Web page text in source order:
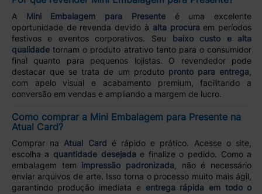
A Mini Embalagem para Presenteé uma excelente
oportunidade de revenda devido à alta procuraem períodos
festivos e eventos corporativos. Seu baixo custo e alta
qualidadetornam o produto atrativo tanto para o consumidor
final quanto para pequenos lojistas. O revendedor pode
destacar que se trata de um produto pronto para entrega
com apelo visual e acabamento premium, facilitando a
conversão em vendas e ampliando a margem de lucro.
Como comprar a Mini Embalagem para Presente na
Atual Card?
Comprar naAtual Card é rápido e prático. Acesse o site,
escolha a quantidade desejadae finalize o pedido. Como a
embalagem tem impressão padronizada, não é necessário
enviar arquivos de arte. Isso torna o processo muito mais ágil,
garantindo produção imediata e entrega rápida em todo o